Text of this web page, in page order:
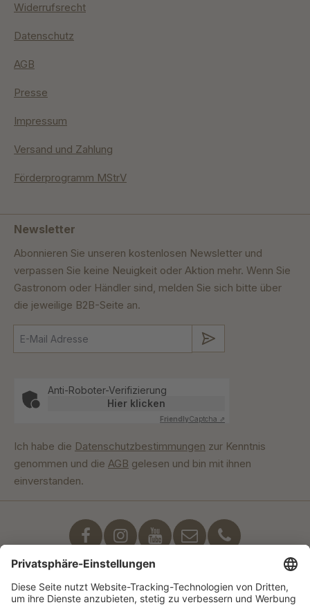
Widerrufsrecht
Datenschutz
AGB
Presse
Impressum
Versand und Zahlung
Förderprogramm MStrV
Newsletter
Abonnieren Sie unseren kostenlosen Newsletter und
verpassen Sie keine Neuigkeit oder Aktion mehr. Wenn Sie
Gastronom oder Händler sind, melden Sie sich bitte über
die jeweilige B2B-Seite an.
Anti-Roboter-Verifizierung
Hier klicken
FriendlyCaptcha ⇗
Ich habe die Datenschutzbestimmungen zur Kenntnis
genommen und die AGB gelesen und bin mit ihnen
einverstanden.